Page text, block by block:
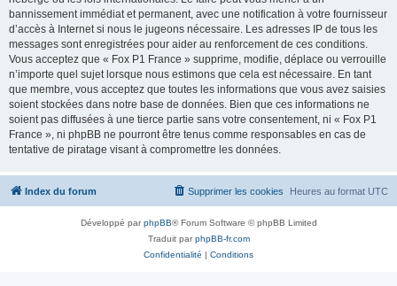
bannissement immédiat et permanent, avec une notification à votre fournisseur
d’accès à Internet si nous le jugeons nécessaire. Les adresses IP de tous les
messages sont enregistrées pour aider au renforcement de ces conditions.
Vous acceptez que « Fox P1 France » supprime, modifie, déplace ou verrouille
n’importe quel sujet lorsque nous estimons que cela est nécessaire. En tant
que membre, vous acceptez que toutes les informations que vous avez saisies
soient stockées dans notre base de données. Bien que ces informations ne
soient pas diffusées à une tierce partie sans votre consentement, ni « Fox P1
France », ni phpBB ne pourront être tenus comme responsables en cas de
tentative de piratage visant à compromettre les données.
Index du forum Heures au format UTC
Supprimer les cookies
Développé parphpBB® Forum Software © phpBB Limited
Traduit parphpBB-fr.com
Confidentialité | Conditions